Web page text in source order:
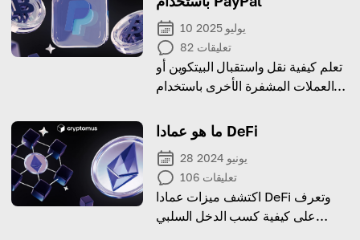
10 يوليو 2025
82 تعليقات
تعلم كيفية نقل واستقبال البيتكوين أو
العملات المشفرة الأخرى باستخدام
ما هو عمادا DeFi
28 يونيو 2024
106 تعليقات
اكتشف ميزات عمادا DeFi وتعرف
على كيفية كسب الدخل السلبي